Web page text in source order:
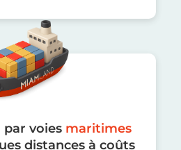
par voies maritimes
distances à coûts